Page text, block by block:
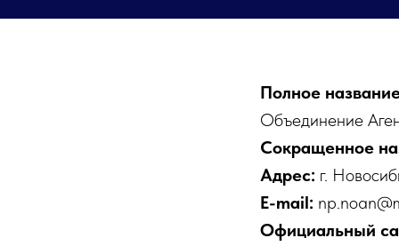
Полное
Объединение
Сокращенное
Адрес: г.
E-mail:
Официальный